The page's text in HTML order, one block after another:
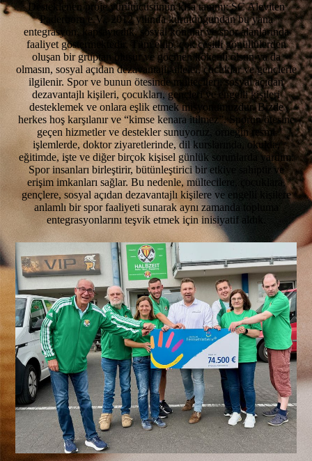
Desteklenen proje yürütücüsünün kısa tanımı: SC Aleviten
Paderborn e.V., 2012 yılında kurulduğundan bu yana
entegrasyon, kapsayıcılık, sosyal konular ve spor alanlarında
faaliyet göstermektedir. Tüm ekip, çok çeşitli gönüllülerden
oluşan bir gruptan oluşur ve göçmen kökenli olsun ya da
olmasın, sosyal açıdan dezavantajlı aileler, çocuklar ve gençlerle
ilgilenir. Spor ve bunun ötesinde mültecileri, sosyal açıdan
dezavantajlı kişileri, çocukları, gençleri ve engelli kişileri
desteklemek ve onlara eşlik etmek misyonumuzdur. Bizde
herkes hoş karşılanır ve “kimse kenara itilmez”. Sporun ötesine
geçen hizmetler ve destekler sunuyoruz, örneğin resmi
işlemlerde, doktor ziyaretlerinde, dil kurslarında, okulda,
eğitimde, işte ve diğer birçok kişisel günlük sorunlarda yardım.
Spor insanları birleştirir, bütünleştirici bir etkiye sahiptir ve
erişim imkanları sağlar. Bu nedenle, mültecilere, çocuklara,
gençlere, sosyal açıdan dezavantajlı kişilere ve engelli kişilere
anlamlı bir spor faaliyeti sunarak aynı zamanda topluma
entegrasyonlarını teşvik etmek için inisiyatif aldık.